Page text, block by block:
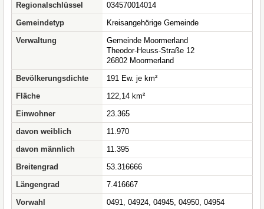
Regionalschlüssel
034570014014
Gemeindetyp
Kreisangehörige Gemeinde
Verwaltung
Gemeinde Moormerland
Theodor-Heuss-Straße 12
26802 Moormerland
Bevölkerungsdichte
191 Ew. je km²
Fläche
122,14 km²
Einwohner
23.365
davon weiblich
11.970
davon männlich
11.395
Breitengrad
53.316666
Längengrad
7.416667
Vorwahl
0491, 04924, 04945, 04950, 04954